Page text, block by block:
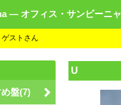
― オフィス・サンビーニャ
ストさん
U
盤(7)